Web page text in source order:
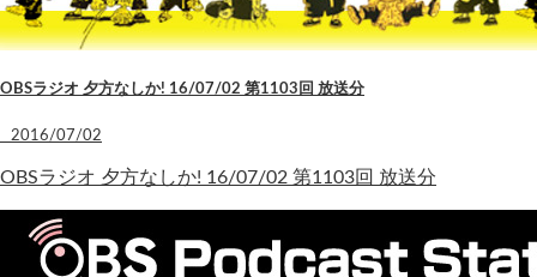
OBSラジオ 夕方なしか! 16/07/02 第1103回 放送分
2016/07/02
OBSラジオ 夕方なしか! 16/07/02 第1103回 放送分